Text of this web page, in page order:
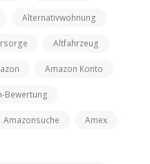
Alternativwohnung
Altfahrzeug
Amazon Konto
Bewertung
Amazonsuche Amex